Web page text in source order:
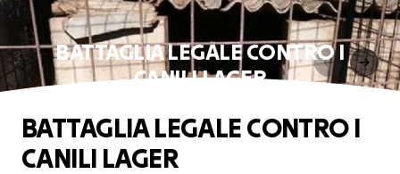
BATTAGLIA LEGALE CONTRO I
CANILI LAGER
BATTAGLIA LEGALE CONTRO I
CANILI LAGER